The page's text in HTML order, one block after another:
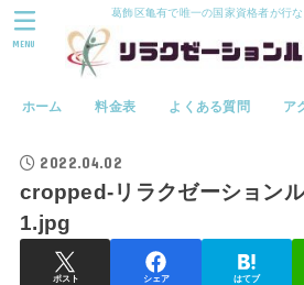
葛飾区亀有で唯一の国家資格者が行
ホーム 料金表 よくある質問 ア
MENU
2022.04.02
cropped-リラクゼーション
1.jpg
ポスト シェア はてブ